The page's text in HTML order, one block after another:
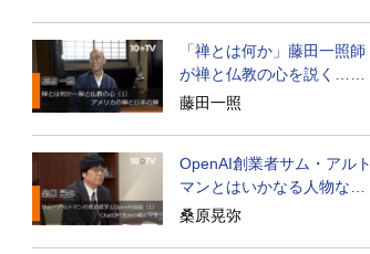
「禅とは何か」藤田一照師
が禅と仏教の心を説く…自
発性を重んじる
藤田一照
OpenAI創業者サム・アルト
マンとはいかなる人物なの
か
桑原晃弥